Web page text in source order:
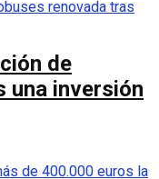
de
una inversión